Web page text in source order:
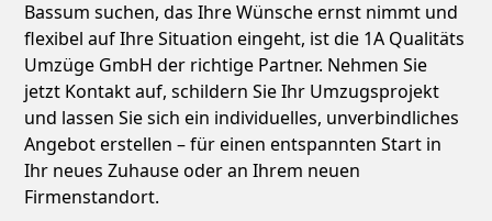
Bassum suchen, das Ihre Wünsche ernst nimmt und
flexibel auf Ihre Situation eingeht, ist die 1A Qualitäts
Umzüge GmbH der richtige Partner. Nehmen Sie
jetzt Kontakt auf, schildern Sie Ihr Umzugsprojekt
und lassen Sie sich ein individuelles, unverbindliches
Angebot erstellen – für einen entspannten Start in
Ihr neues Zuhause oder an Ihrem neuen
Firmenstandort.